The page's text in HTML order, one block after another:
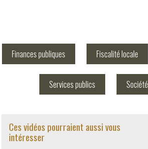
Finances publiques Fiscalité locale
Services publics Société
Ces vidéos pourraient aussi vous
intéresser